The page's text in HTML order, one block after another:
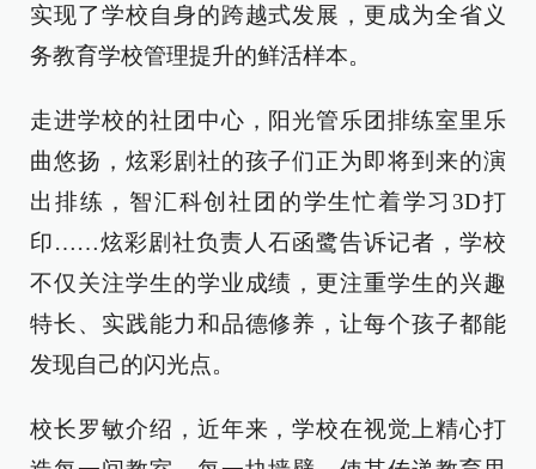
实现了学校自身的跨越式发展，更成为全省义
务教育学校管理提升的鲜活样本。
走进学校的社团中心，阳光管乐团排练室里乐
曲悠扬，炫彩剧社的孩子们正为即将到来的演
出排练，智汇科创社团的学生忙着学习3D打
印……炫彩剧社负责人石函鹭告诉记者，学校
不仅关注学生的学业成绩，更注重学生的兴趣
特长、实践能力和品德修养，让每个孩子都能
发现自己的闪光点。
校长罗敏介绍，近年来，学校在视觉上精心打